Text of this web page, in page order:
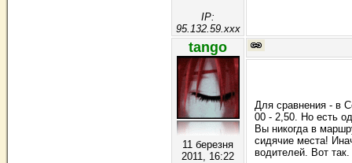
IP:
95.132.59.xxx
tango
11 березня
2011, 16:22
Для сравнения - в
00 - 2,50. Но есть
Вы никогда в
сидячие места!
водителей. Вот так.